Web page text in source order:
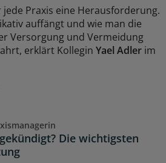
Praxis eine Herausforderung.
auffängt und wie man die
Versorgung und Vermeidung
erklärt Kollegin Yael Adler im
Die wichtigsten